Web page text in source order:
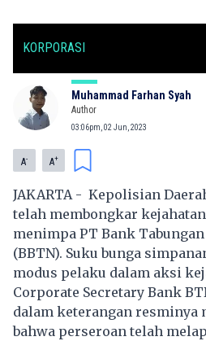
KORPORASI
Muhammad Farhan Syah
Author
03:06pm, 02 Jun, 2023
A- A+
JAKARTA - Kepolisian
telah membongkar
menimpa PT Bank
(BBTN). Suku bunga
modus pelaku dalam aksi
Corporate Secretary Bank
dalam keterangan resminya
bahwa perseroan telah